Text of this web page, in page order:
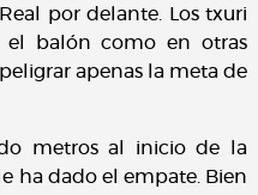
por delante. Los txuri
balón como en otras
apenas la meta de
metros al inicio de la
ha dado el empate. Bien